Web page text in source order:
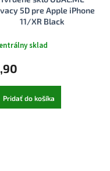
5D pre Apple iPhone
11/XR Black
sklad
Pridať do košíka